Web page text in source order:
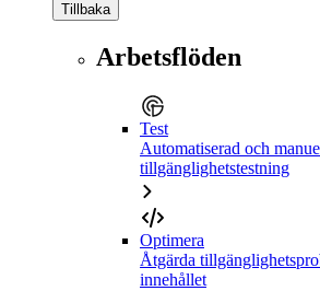
Tillbaka
Arbetsflöden
Test
Automatiserad och
tillgänglighetstestning
Optimera
Åtgärda
innehållet